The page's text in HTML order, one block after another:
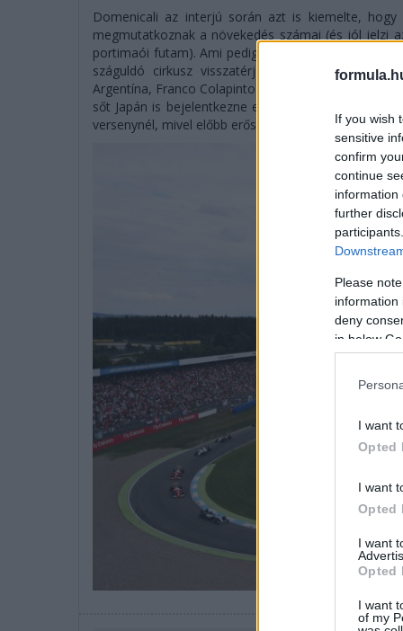
If you wish
sensitive
confirm
continue
information
further
Please
information
deny
in below
I want
Opted
I want
Opted
I want
Opted
I want
of my
Domenicali az interjú során azt is kiemelte,
megmutatkoznak a növekedés számai (és jól jelzi
portimaói futam). Ami pedig a világ többi részét
száguldó cirkusz visszatérjen Afrikába; vannak
Argentína, Franco Colapinto hatása révén, illetve a
sőt Japán is bejelentkezne egy második nagydíjra,
versenynél, mivel előbb erősíteni és konszolidálni